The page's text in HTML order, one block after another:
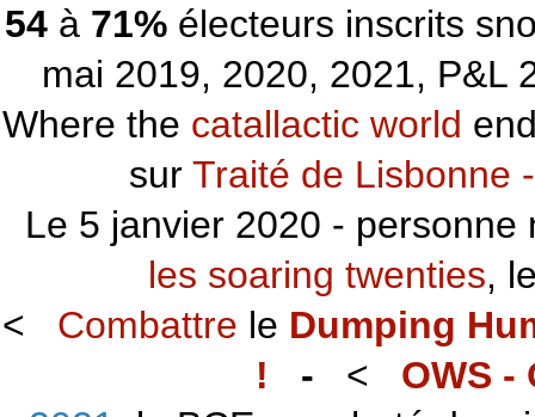
54à 71%électeurs inscrits
mai 2019, 2020, 2021, P&L
Where the catallactic world
sur Traité de Lisbonne
Le 5 janvier 2020 -
les soaring twenties,
< Combattre le Dumping
! - < OWS -